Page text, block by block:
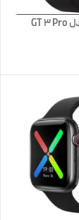
ساعت هوشمند مدل GT 3 Pro